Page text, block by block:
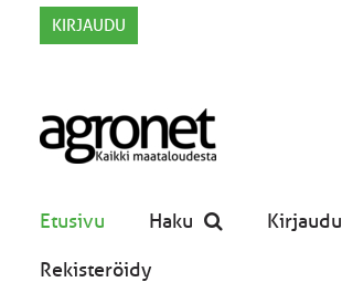
Etusivu Haku Kirjaudu
Rekisteröidy